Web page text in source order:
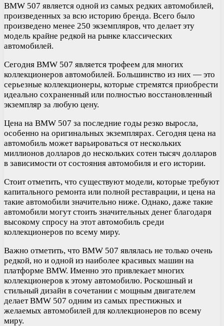
BMW 507 является одной из самых редких автомобилей,
произведенных за всю историю бренда. Всего было
произведено менее 250 экземпляров, что делает эту
модель крайне редкой на рынке классических
автомобилей.
Сегодня BMW 507 является трофеем для многих
коллекционеров автомобилей. Большинство из них — это
серьезные коллекционеры, которые стремятся приобрести
идеально сохраненный или полностью восстановленный
экземпляр за любую цену.
Цена на BMW 507 за последние годы резко выросла,
особенно на оригинальных экземплярах. Сегодня цена на
автомобиль может варьироваться от нескольких
миллионов долларов до нескольких сотен тысяч долларов
в зависимости от состояния автомобиля и его истории.
Стоит отметить, что существуют модели, которые требуют
капитального ремонта или полной реставрации, и цена на
такие автомобили значительно ниже. Однако, даже такие
автомобили могут стоить значительных денег благодаря
высокому спросу на этот автомобиль среди
коллекционеров по всему миру.
Важно отметить, что BMW 507 являлась не только очень
редкой, но и одной из наиболее красивых машин на
платформе BMW. Именно это привлекает многих
коллекционеров к этому автомобилю. Роскошный и
стильный дизайн в сочетании с мощным двигателем
делает BMW 507 одним из самых престижных и
желаемых автомобилей для коллекционеров по всему
миру.